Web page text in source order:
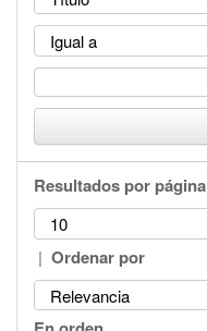
Resultados por página
| Ordenar por